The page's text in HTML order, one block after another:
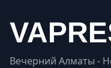
Вечерний Алматы -